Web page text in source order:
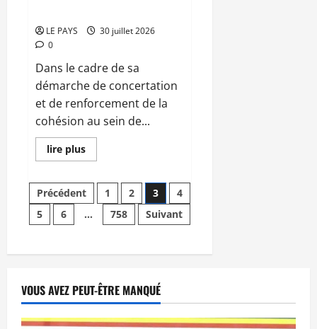
LE PAYS
30 juillet 2026
0
Dans le cadre de sa
démarche de concertation
et de renforcement de la
cohésion au sein de...
lire plusEn
savoir
ASSEP :
Des
anciens
présidents
Pagination
des
publications
Précédent 1 2 3
4
5
6 … 758 Suivant
VOUS AVEZ PEUT-ÊTRE MANQUÉ